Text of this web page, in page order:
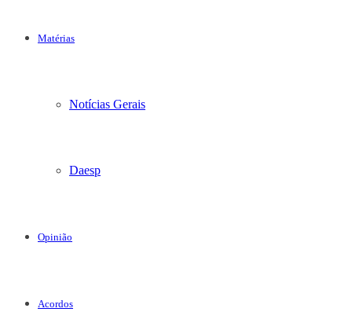
Matérias
Notícias Gerais
Daesp
Opinião
Acordos